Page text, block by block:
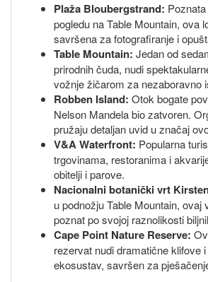
Plaža Bloubergstrand:
pogledu na Table Mountain, ova
savršena za fotografiranje i
Table Mountain: Jedan od
prirodnih čuda, nudi
vožnje žičarom za nezaboravno
Robben Island: Otok bogate
Nelson Mandela bio zatvoren.
pružaju detaljan uvid u značaj
V&A Waterfront: Popularna
trgovinama, restoranima i
obitelji i parove.
Nacionalni botanički vrt
u podnožju Table Mountain, ovaj
poznat po svojoj raznolikosti
Cape Point Nature Reserve:
rezervat nudi dramatične klifove
ekosustav, savršen za